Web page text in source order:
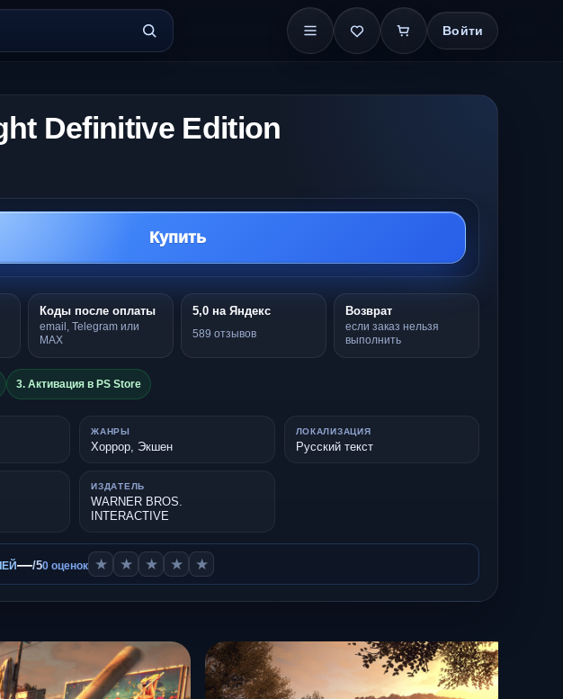
Войти
Definitive Edition
Купить
Коды после оплаты
email, Telegram или
MAX
5,0 на Яндекс
589 отзывов
Возврат
если заказ нельзя
выполнить
3. Активация в PS Store
ЖАНРЫ
Хоррор, Экшен
ЛОКАЛИЗАЦИЯ
Русский текст
ИЗДАТЕЛЬ
WARNER BROS.
INTERACTIVE
—/50 оценок ★ ★ ★ ★ ★